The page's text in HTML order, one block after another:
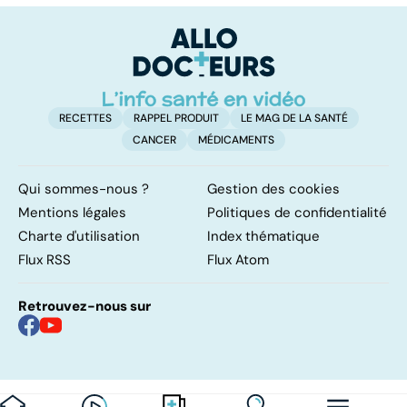
d'angine ?
RECETTES RAPPEL PRODUIT
LE MAG DE LA SANTÉ
CANCER
MÉDICAMENTS
Qui sommes-nous ?
Gestion des cookies
Mentions légales
Politiques de confidentialité
Charte d'utilisation
Index thématique
Flux RSS
Flux Atom
Retrouvez-nous sur